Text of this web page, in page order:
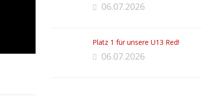
06.07.2026
Platz 1 für unsere U13 Red!
06.07.2026